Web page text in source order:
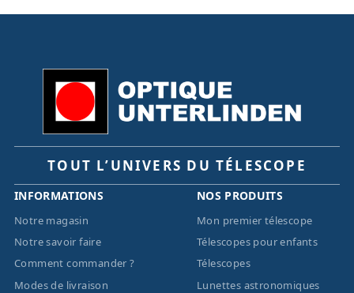
TOUT L’UNIVERS DU TÉLESCOPE
INFORMATIONS
Notre magasin
Notre savoir faire
Comment commander ?
Modes de livraison
NOS PRODUITS
Mon premier télescope
Télescopes pour enfants
Télescopes
Lunettes astronomiques